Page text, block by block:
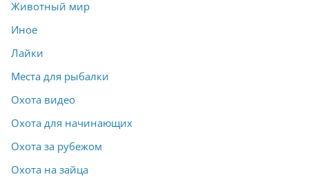
Животный мир
Иное
Лайки
Места для рыбалки
Охота видео
Охота для начинающих
Охота за рубежом
Охота на зайца